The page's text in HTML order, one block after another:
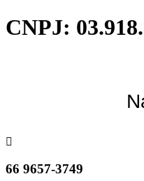
CNPJ:
66 9657-3749